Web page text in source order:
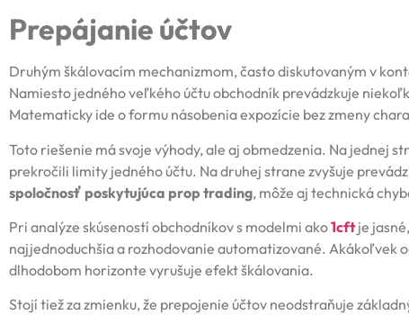
Prepájanie účtov
Druhým škálovacím mechanizmom, často diskutovaným v
Namiesto jedného veľkého účtu obchodník prevádzkuje
Matematicky ide o formu násobenia expozície bez zmeny
Toto riešenie má svoje výhody, ale aj obmedzenia. Na jednej
prekročili limity jedného účtu. Na druhej strane zvyšuje
spoločnosť poskytujúca prop trading, môže aj technická
Pri analýze skúseností obchodníkov s modelmi ako1cftje
najjednoduchšia a rozhodovanie automatizované. Akákoľvek
dlhodobom horizonte vyrušuje efekt škálovania.
Stojí tiež za zmienku, že prepojenie účtov neodstraňuje